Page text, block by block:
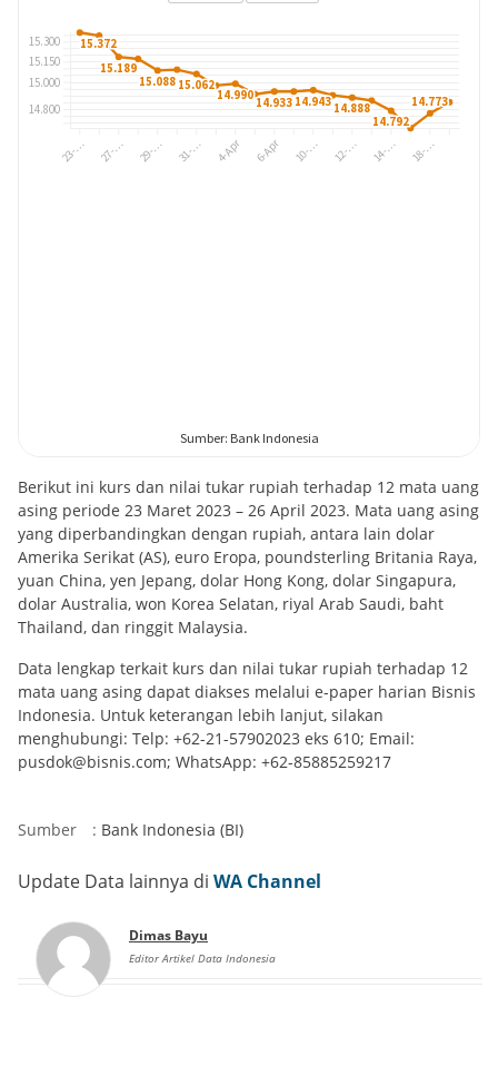
Berikut ini kurs dan nilai tukar rupiah terhadap 12 mata uang
asing periode 23 Maret 2023 – 26 April 2023. Mata uang asing
yang diperbandingkan dengan rupiah, antara lain dolar
Amerika Serikat (AS), euro Eropa, poundsterling Britania Raya,
yuan China, yen Jepang, dolar Hong Kong, dolar Singapura,
dolar Australia, won Korea Selatan, riyal Arab Saudi, baht
Thailand, dan ringgit Malaysia.
Data lengkap terkait kurs dan nilai tukar rupiah terhadap 12
mata uang asing dapat diakses melalui e-paper harian Bisnis
Indonesia. Untuk keterangan lebih lanjut, silakan
menghubungi: Telp: +62-21-57902023 eks 610; Email:
pusdok@bisnis.com; WhatsApp: +62-85885259217
Sumber : Bank Indonesia (BI)
Update Data lainnya di WA Channel
Dimas Bayu
Editor Artikel Data Indonesia